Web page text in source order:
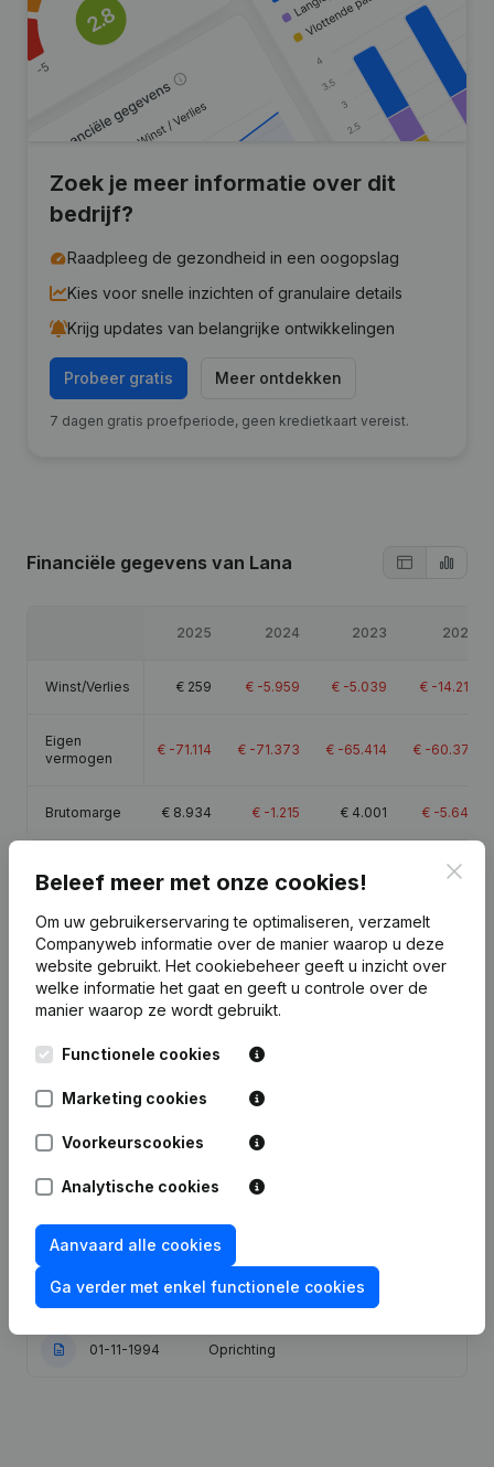
Zoek je meer informatie over dit
bedrijf?
Raadpleeg de gezondheid in een oogopslag
Kies voor snelle inzichten of granulaire details
Krijg updates van belangrijke ontwikkelingen
Probeer gratis Meer ontdekken
7 dagen gratis proefperiode, geen kredietkaart vereist.
Financiële gegevens van Lana
2025 2024 2023 2022
Winst/Verlies € 259 € -5.959 € -5.039 € -14.214
Eigen
vermogen
€ -71.114 € -71.373 € -65.414 € -60.375
Brutomarge € 8.934 € -1.215 € 4.001 € -5.648
Publicatiesvan Lana
Datum Publicatie
15-01-2024 Wijziging(en) Statuten
Ontslagnemingen - Benoemingen
18-02-1998
Verplaatsing Maatschappelijke Zetel
20-03-1996
Verplaatsing Maatschappelijke Zetel
van Antwerpen naar Nijlen -
Ontslagneming - Benoeming
01-11-1994 Oprichting
Beleef meer met onze cookies!
Om uw gebruikerservaring te optimaliseren, verzamelt
Companyweb informatie over de manier waarop u deze
website gebruikt. Het cookiebeheer geeft u inzicht over
welke informatie het gaat en geeft u controle over de
manier waarop ze wordt gebruikt.
Functionele cookies
Marketing cookies
Voorkeurscookies
Analytische cookies
Aanvaard alle cookies
Ga verder met enkel functionele cookies